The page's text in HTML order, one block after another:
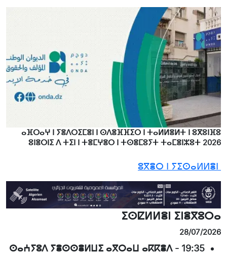
ⴰⴼⵔⴰⵖ ⵏ ⵢⴻⴷⵔⵉⵎⴻⵏ ⵏ ⵙⴷⴻⴼⴼⵉⵔ ⵏ ⵜⴰⵍⵍⴻⵍⵜ ⵏ ⵓⴳⵓⵏⴼⵓ
ⵓⵏⴻⵔⵏⵉ ⴷ ⵜⵉⵏ ⵏ ⵜⴻⵎⵖⴻⵔ ⵏ ⵜⵙⴻⵎⵓⵢⵜ ⵜⴰⵎⴻⵏⵣⵓⵜ 2026
ⵉⵙⵇⵍⵍⴻⵏ ⵉⵏⴻⴳⵓⵔⴰ
28/07/2026
19:35
-
ⵙⴰⵄⵢⵓⴷ ⵢⴻⵙⵙⴻⵍⵡⵉ ⴰⴳⵔⴰⵡ ⴰⴽⴽⴻⴷ